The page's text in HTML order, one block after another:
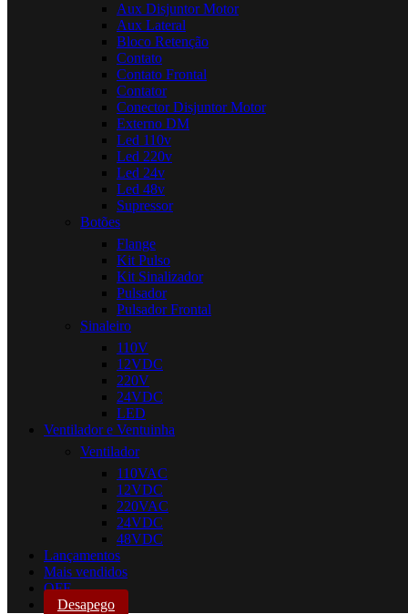
Aux Disjuntor Motor
Aux Lateral
Bloco Retenção
Contato
Contato Frontal
Contator
Conector Disjuntor Motor
Externo DM
Led 110v
Led 220v
Led 24v
Led 48v
Supressor
Botões
Flange
Kit Pulso
Kit Sinalizador
Pulsador
Pulsador Frontal
Sinaleiro
110V
12VDC
220V
24VDC
LED
Ventilador e Ventuinha
Ventilador
110VAC
12VDC
220VAC
24VDC
48VDC
Lançamentos
Mais vendidos
OFF
Desapego